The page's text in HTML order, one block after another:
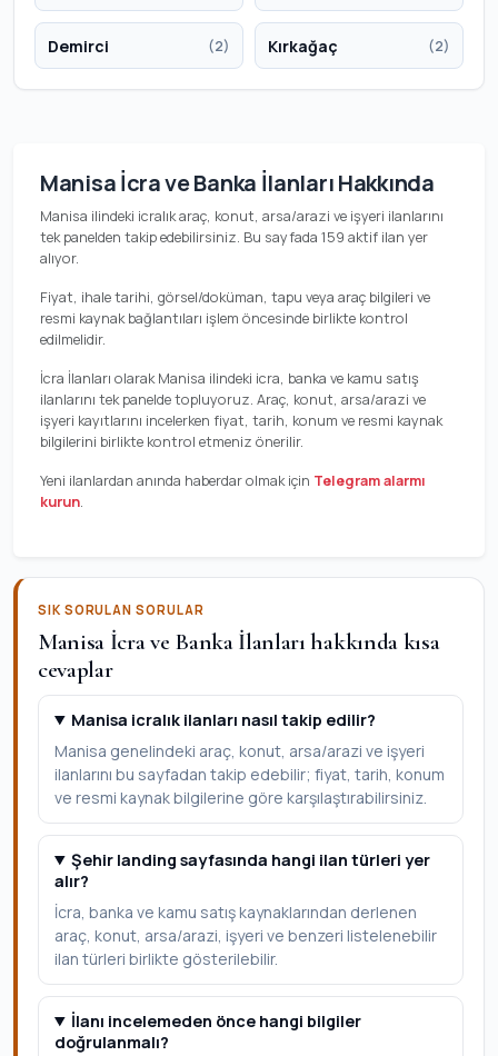
Demirci (2) Kırkağaç (2)
Manisa İcra ve Banka İlanları Hakkında
Manisa ilindeki icralık araç, konut, arsa/arazi ve işyeri ilanlarını
tek panelden takip edebilirsiniz. Bu sayfada 159 aktif ilan yer
alıyor.
Fiyat, ihale tarihi, görsel/doküman, tapu veya araç bilgileri ve
resmi kaynak bağlantıları işlem öncesinde birlikte kontrol
edilmelidir.
İcra İlanları olarak Manisa ilindeki icra, banka ve kamu satış
ilanlarını tek panelde topluyoruz. Araç, konut, arsa/arazi ve
işyeri kayıtlarını incelerken fiyat, tarih, konum ve resmi kaynak
bilgilerini birlikte kontrol etmeniz önerilir.
Yeni ilanlardan anında haberdar olmak için Telegram alarmı
kurun.
SIK SORULAN SORULAR
Manisa İcra ve Banka İlanları hakkında kısa
cevaplar
Manisa icralık ilanları nasıl takip edilir?
Manisa genelindeki araç, konut, arsa/arazi ve işyeri
ilanlarını bu sayfadan takip edebilir; fiyat, tarih, konum
ve resmi kaynak bilgilerine göre karşılaştırabilirsiniz.
Şehir landing sayfasında hangi ilan türleri yer
alır?
İcra, banka ve kamu satış kaynaklarından derlenen
araç, konut, arsa/arazi, işyeri ve benzeri listelenebilir
ilan türleri birlikte gösterilebilir.
İlanı incelemeden önce hangi bilgiler
doğrulanmalı?